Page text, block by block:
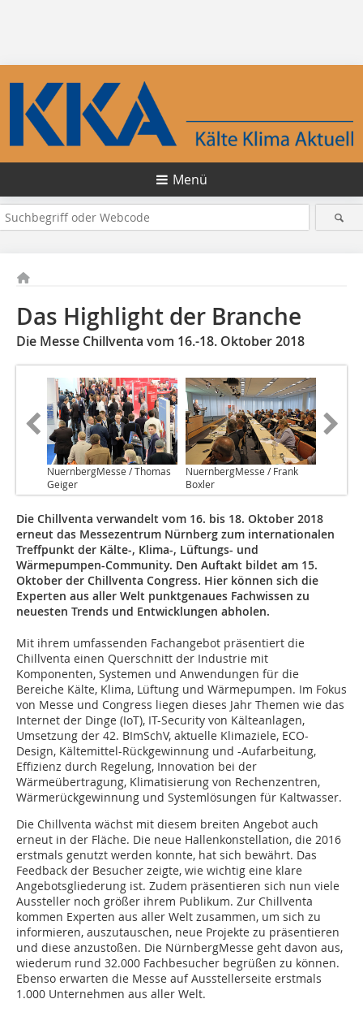
Menü
Das Highlight der Branche
Die Messe Chillventa vom 16.-18. Oktober 2018
NuernbergMesse / Thomas
Geiger
NuernbergMesse / Frank
Boxler
Die Chillventa verwandelt vom 16. bis 18. Oktober 2018
erneut das Messezent­rum Nürnberg zum internationalen
Treffpunkt der Kälte-, Klima-, Lüftungs- und
Wärmepumpen-Community. Den Auftakt bildet am 15.
Oktober der Chillventa Congress. Hier können sich die
Experten aus aller Welt punktgenaues Fachwissen zu
neuesten Trends und Entwicklungen abholen.
Mit ihrem umfassenden Fachangebot präsentiert die
Chillventa einen Querschnitt der Industrie mit
Komponenten, Systemen und Anwendungen für die
Bereiche Kälte, Klima, Lüftung und Wärmepumpen. Im Fokus
von Messe und Congress liegen dieses Jahr Themen wie das
Internet der Dinge (IoT), IT-Security von Kälteanlagen,
Umsetzung der 42. BImSchV, aktuelle Klimaziele, ECO-
Design, Kältemittel-Rückgewinnung und -Aufarbeitung,
Effizienz durch Regelung, Innovation bei der
Wärmeübertragung, Klimatisierung von Rechenzentren,
Wärmerückgewinnung und Systemlösungen für Kaltwasser.
Die Chillventa wächst mit diesem breiten Angebot auch
erneut in der Fläche. Die neue Hallenkonstellation, die 2016
erstmals genutzt werden konnte, hat sich bewährt. Das
Feedback der Besucher zeigte, wie wichtig eine klare
Angebotsgliederung ist. Zudem präsentieren sich nun viele
Aussteller noch größer ihrem Publikum. Zur Chillventa
kommen Experten aus aller Welt zusammen, um sich zu
informieren, auszutauschen, neue Projekte zu präsentieren
und diese anzustoßen. Die NürnbergMesse geht davon aus,
wiederum rund 32.000 Fachbesucher begrüßen zu können.
Ebenso erwarten die Messe auf Ausstellerseite erstmals
1.000 Unternehmen aus aller Welt.